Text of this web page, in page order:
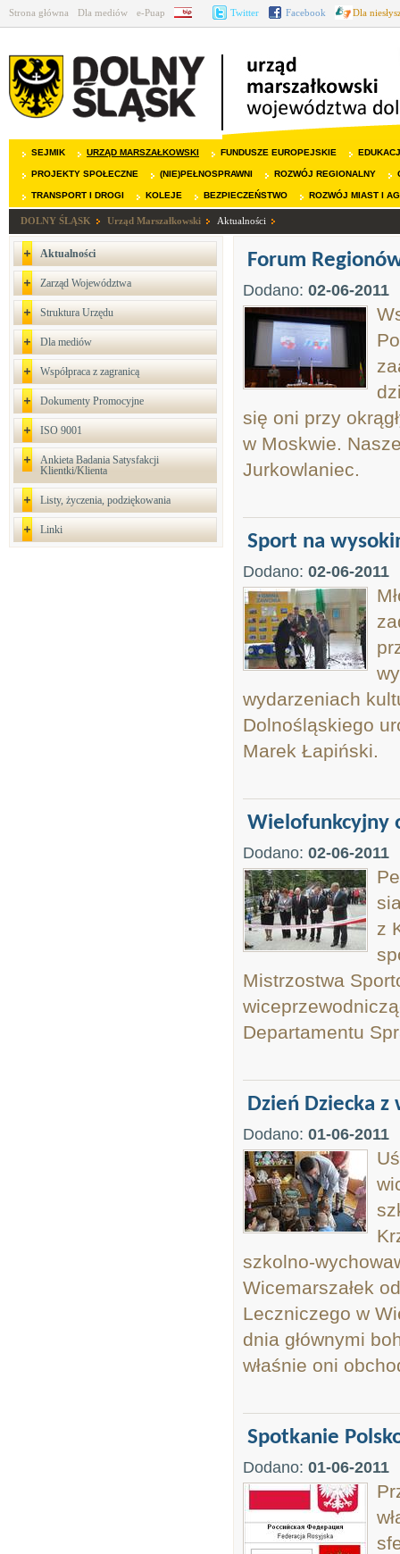
Strona główna Dla mediów e-Puap BIP Twitter Facebook Dla
SEJMIK URZĄD MARSZAŁKOWSKI FUNDUSZE EUROPEJSKIE
PROJEKTY SPOŁECZNE (NIE)PEŁNOSPRAWNI ROZWÓJ REGIONALNY
TRANSPORT I DROGI KOLEJE BEZPIECZEŃSTWO ROZWÓJ MIAST I
DOLNY ŚLĄSK Urząd Marszałkowski Aktualności
Aktualności
Zarząd Województwa
Struktura Urzędu
Dla mediów
Współpraca z zagranicą
Dokumenty Promocyjne
ISO 9001
Ankieta Badania Satysfakcji
Klientki/Klienta
Listy, życzenia, podziękowania
Linki
Forum
Dodano: 02-06-2011
się oni przy
w Moskwie.
Jurkowlaniec.
Sport na
Dodano: 02-06-2011
wydarzeniach
Dolnośląskiego
Marek Łapiński.
Wielofunkcyjny
Dodano: 02-06-2011
z
Mistrzostwa
Departamentu
Dzień Dziecka z
Dodano: 01-06-2011
szkolno-
Wicemarszałek
Leczniczego w
dnia głównymi
właśnie oni
Spotkanie
Dodano: 01-06-2011